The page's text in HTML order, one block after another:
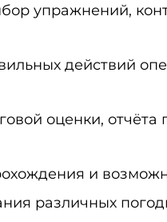
упражнений,
действий
оценки,
и
различных